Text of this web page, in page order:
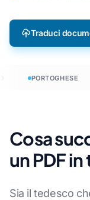
Traduci
PORTOGHESE
Cosa
un PDF
Sia il tedesco